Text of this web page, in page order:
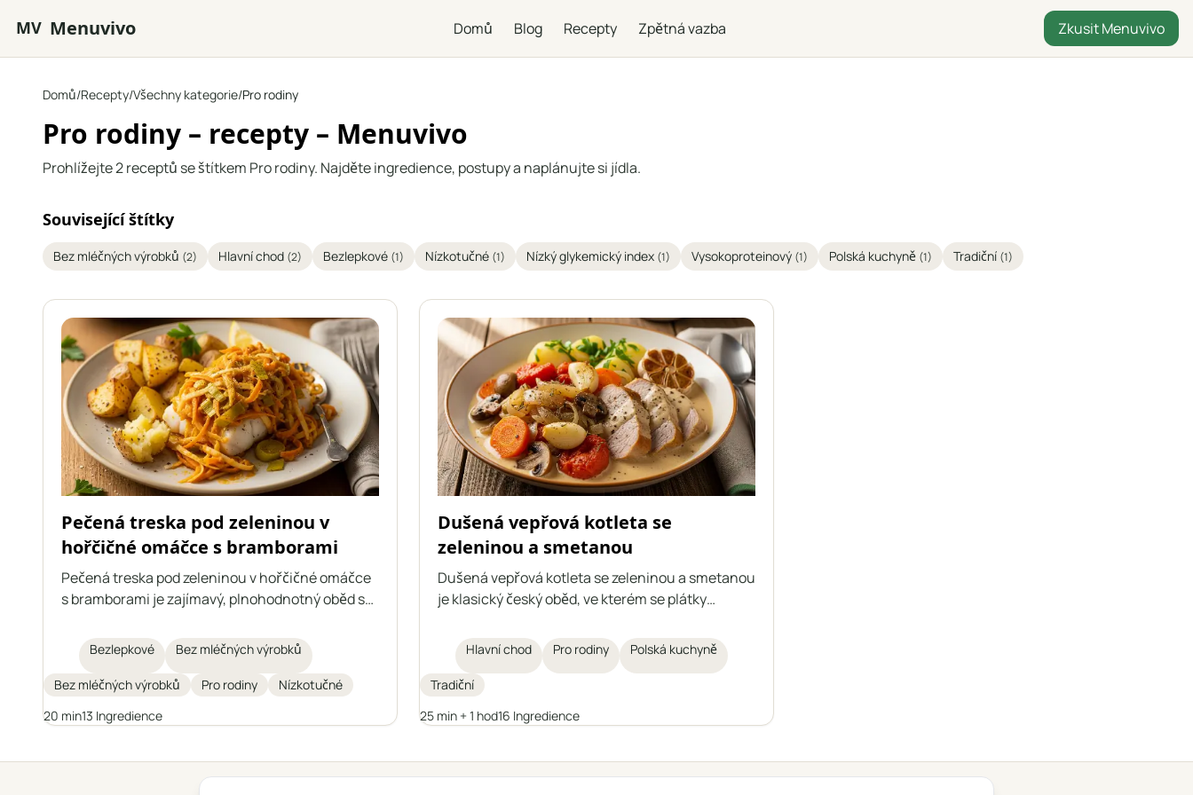
Přejít na hlavní obsah
MV Menuvivo Domů Blog Recepty Zpětná vazba Zkusit Menuvivo
Domů/Recepty/Všechny kategorie/Pro rodiny
Pro rodiny – recepty – Menuvivo
Prohlížejte 2 receptů se štítkem Pro rodiny. Najděte ingredience, postupy a naplánujte si jídla.
Související štítky
Bez mléčných výrobků (2) Hlavní chod (2) Bezlepkové (1) Nízkotučné (1) Nízký glykemický index (1) Vysokoproteinový (1) Polská kuchyně (1) Tradiční (1)
Pečená treska pod zeleninou v
hořčičné omáčce s bramborami
Pečená treska pod zeleninou v hořčičné omáčce
s bramborami je zajímavý, plnohodnotný oběd s
dušenou zeleninou v aromatické hořčičné
omáčce a celé jídlo je podáváno s pečenými
bramborami. Ideální volba pro ty, kteří dbají na
jídelníčku.
Bezlepkové Bez mléčných výrobků
Bez mléčných výrobků Pro rodiny
Nízkotučné
20 min13 Ingredience
Dušená vepřová kotleta se
zeleninou a smetanou
Dušená vepřová kotleta se zeleninou a smetanou
je klasický český oběd, ve kterém se plátky
cibulí, česnekem a rajčaty v aromatické omáčce.
Pokrm se zahušťuje zakysanou smetanou s
moukou a škrobem, bez nutnosti přidávat hotový
celému jídlu bohatou chuť. Skvěle se hodí k
Hlavní chod Pro rodiny Polská kuchyně
Tradiční
25 min + 1 hod16 Ingredience
← Všechny kategorie